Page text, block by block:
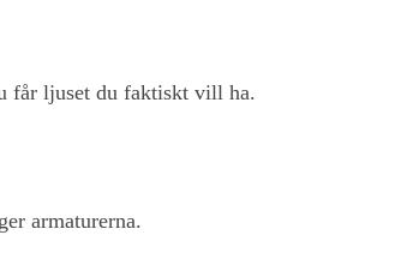
får ljuset du faktiskt vill ha.
armaturerna.